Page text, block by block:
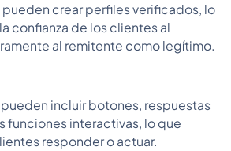
pueden crear perfiles verificados, lo
confianza de los clientes al
al remitente como legítimo.
pueden incluir botones, respuestas
funciones interactivas, lo que
responder o actuar.